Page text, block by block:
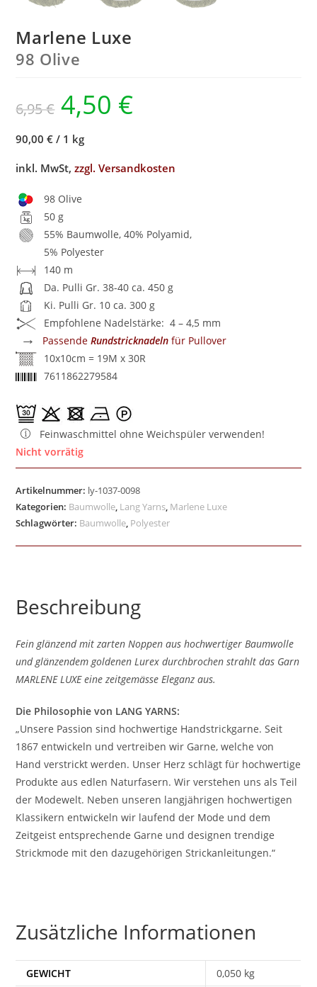
Marlene Luxe
98 Olive
6,95€ 4,50 €
90,00 € / 1 kg
inkl. MwSt,zzgl. Versandkosten
98 Olive
50 g
55% Baumwolle, 40% Polyamid,
5% Polyester
140 m
Da. Pulli Gr. 38-40 ca. 450 g
Ki. Pulli Gr. 10 ca. 300 g
Empfohlene Nadelstärke: 4 – 4,5 mm
→ PassendeRundstricknadeln für Pullover
10x10cm = 19M x 30R
7611862279584
Feinwaschmittel ohne Weichspüler verwenden!
Nicht vorrätig
Artikelnummer: ly-1037-0098
Kategorien: Baumwolle Lang Yarns Marlene Luxe
Schlagwörter: Baumwolle Polyester
Beschreibung
Fein glänzend mit zarten Noppen aus hochwertiger Baumwolle
und glänzendem goldenen Lurex durchbrochen strahlt das Garn
MARLENE LUXE eine zeitgemässe Eleganz aus.
Die Philosophie von LANG YARNS:
„Unsere Passion sind hochwertige Handstrickgarne. Seit
1867 entwickeln und vertreiben wir Garne, welche von
Hand verstrickt werden. Unser Herz schlägt für hochwertige
Produkte aus edlen Naturfasern. Wir verstehen uns als Teil
der Modewelt. Neben unseren langjährigen hochwertigen
Klassikern entwickeln wir laufend der Mode und dem
Zeitgeist entsprechende Garne und designen trendige
Strickmode mit den dazugehörigen Strickanleitungen.“
Zusätzliche Informationen
GEWICHT
0,050 kg